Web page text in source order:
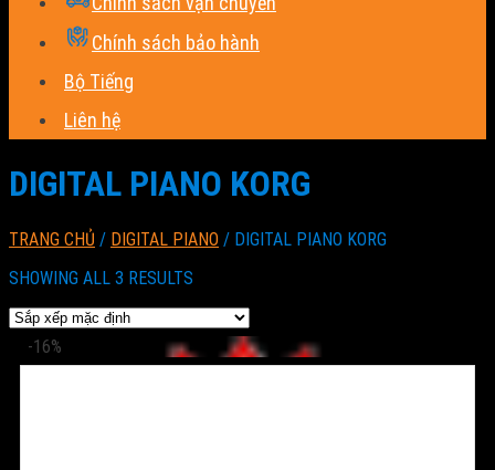
Chính sách bảo hành
Bộ Tiếng
Liên hệ
DIGITAL PIANO KORG
TRANG CHỦ / DIGITAL PIANO / DIGITAL PIANO KORG
SHOWING ALL 3 RESULTS
-16%